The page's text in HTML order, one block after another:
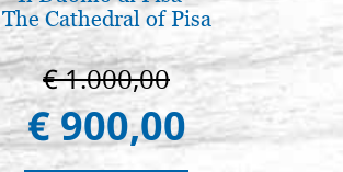
The Cathedral of Pisa
€ 1.000,00
€ 900,00 €